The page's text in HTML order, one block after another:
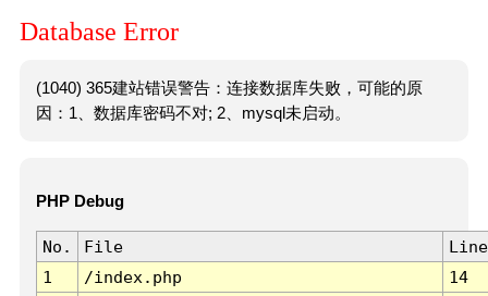
Database Error
(1040) 365建站错误警告：连接数据库失败，可能的原
因：1、数据库密码不对; 2、mysql未启动。
PHP Debug
No. File
Line
1
/index.php 14